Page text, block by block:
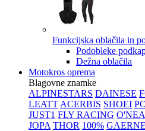
Funkcijska oblačila in
Podobleke
Dežna oblačila
Motokros oprema
Blagovne znamke
ALPINESTARS DAINESE
LEATT ACERBIS SHOEI
JUST1 FLY RACING
JOPA THOR 100% GAERNE